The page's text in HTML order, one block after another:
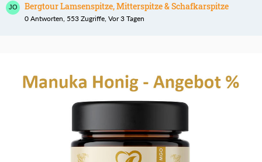
Bergtour Lamsenspitze, Mitterspitze & Schafkarspitze
0 Antworten, 553 Zugriffe, Vor 3 Tagen